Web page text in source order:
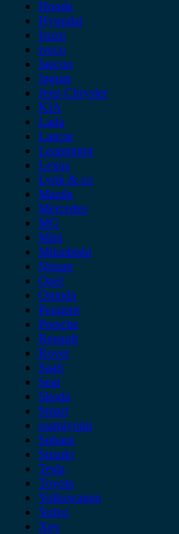
Honda
Hyundai
Isuzu
iveco
Jaecoo
Jaguar
Jeep Chrysler
KIA
Lada
Lancia
Leapmotor
Lexus
Lynk & co
Mazda
Mercedes
MG
Mini
Mitsubishi
Nissan
Opel
Omoda
Peugeot
Porsche
Renault
Rover
Saab
Seat
Skoda
Smart
ssangyong
Subaru
Suzuki
Tesla
Toyota
Volkswagen
Volvo
Xev